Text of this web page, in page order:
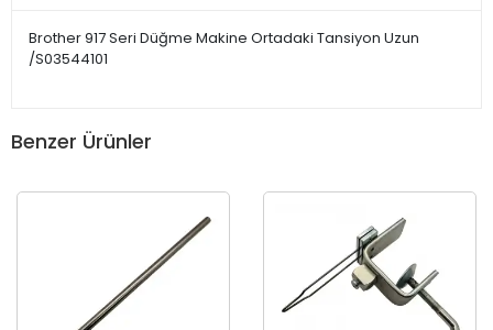
Brother 917 Seri Düğme Makine Ortadaki Tansiyon Uzun
/S03544101
Benzer Ürünler